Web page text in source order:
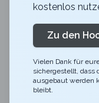
AbendessenBielMerkliste
Dock4 ist dein
hausgemachten,
Spezialtäten,
und Longdrinks
mittags und
kostenlos
Zu den
Vielen Dank für
sichergestellt, dass
ausgebaut werden
bleibt.